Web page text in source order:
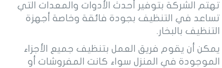
تهتم الشركة بتوفير أحدث الأدوات والمعدات التي
تساعد في التنظيف بجودة فائقة وخاصة أجهزة
التنظيف بالبخار.
يمكن أن يقوم فريق العمل بتنظيف جميع الأجزاء
الموجودة في المنزل سواء كانت المفروشات أو